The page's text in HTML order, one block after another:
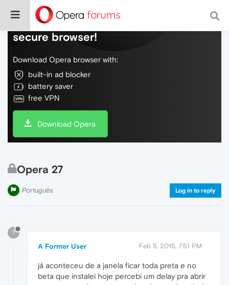
Do more on the web, with a fast and
secure browser!
Download Opera browser with:
built-in ad blocker
battery saver
free VPN
Download Opera
Opera 27
Português Log in to reply
?
A Former User Feb 5, 2015, 7:51 PM
já aconteceu de a janela ficar toda preta e no
beta que instalei hoje percebi um delay pra abrir